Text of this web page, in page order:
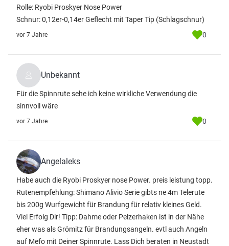
Rolle: Ryobi Proskyer Nose Power
Schnur: 0,12er-0,14er Geflecht mit Taper Tip (Schlagschnur)
vor 7 Jahre 0
Unbekannt
Für die Spinnrute sehe ich keine wirkliche Verwendung die
sinnvoll wäre
vor 7 Jahre 0
Angelaleks
Habe auch die Ryobi Proskyer nose Power. preis leistung topp.
Rutenempfehlung: Shimano Alivio Serie gibts ne 4m Telerute
bis 200g Wurfgewicht für Brandung für relativ kleines Geld.
Viel Erfolg Dir! Tipp: Dahme oder Pelzerhaken ist in der Nähe
eher was als Grömitz für Brandungsangeln. evtl auch Angeln
auf Mefo mit Deiner Spinnrute. Lass Dich beraten in Neustadt